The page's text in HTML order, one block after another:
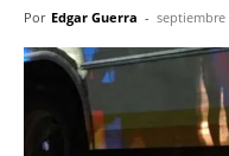
Por Edgar Guerra - septiembre